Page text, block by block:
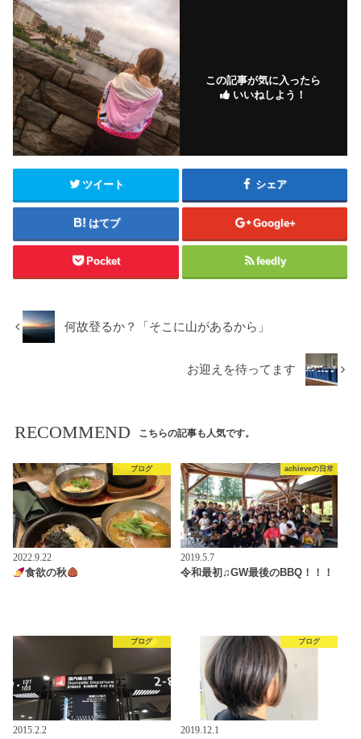
この記事が気に入ったら
いいねしよう！
ツイート シェア
はてブ Google+
Pocket feedly
何故登るか？「そこに山があるから」
お迎えを待ってます
RECOMMEND こちらの記事も人気です。
ブログ
2022.9.22
食欲の秋
achieveの日常
2019.5.7
令和最初♫GW最後のBBQ！！！
ブログ
2015.2.2
ブログ
2019.12.1